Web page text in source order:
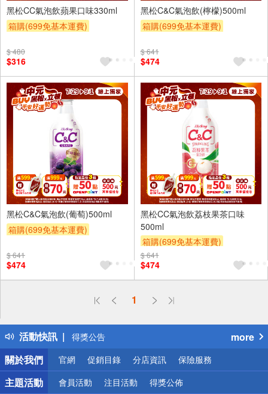
黑松CC氣泡飲蘋果口味330ml
箱購(699免基本運費)
贈OPENPOINT
滿額折
$ 480
$316
黑松C&C氣泡飲(檸檬)500ml
箱購(699免基本運費)
贈OPENPOINT
滿額折
$ 641
$474
24入
黑松C&C氣泡飲(葡萄)500ml
箱購(699免基本運費)
贈OPENPOINT
滿額折
$ 641
$474
24入
黑松CC氣泡飲荔枝果茶口味
500ml
箱購(699免基本運費)
滿件登記抽
贈OPENPOINT
滿額折
贈$200
$ 641
$474
1
活動快訊
得獎公告
熱門話題
銀行優惠
偏遠地區配送
詐騙網頁！請小心！
more
關於我們
官網 促銷目錄 分店資訊 保險服務
主題活動 會員活動 注目活動 得獎公佈